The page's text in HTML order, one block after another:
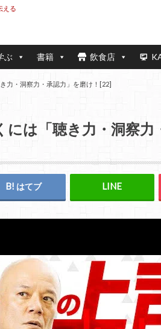
える
ぶ 書籍 飲食店
力・洞察力・承認力」を磨け！[22]
は「聴き力・洞察力
はてブ